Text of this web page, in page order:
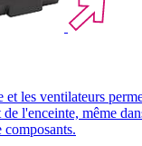
les ventilateurs
l'enceinte, même
composants.